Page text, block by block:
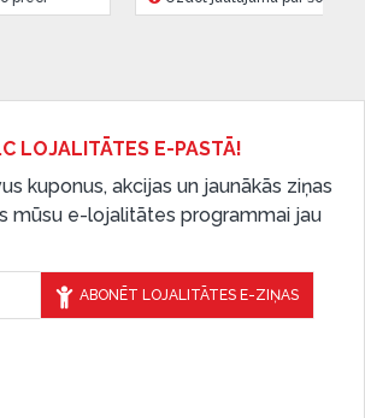
LOJALITĀTES E-PASTĀ!
kuponus, akcijas un jaunākās ziņas
mūsu e-lojalitātes programmai jau
ABONĒT LOJALITĀTES E-ZIŅAS